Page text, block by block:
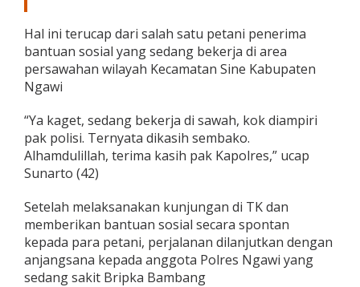
Hal ini terucap dari salah satu petani penerima
bantuan sosial yang sedang bekerja di area
persawahan wilayah Kecamatan Sine Kabupaten
Ngawi
“Ya kaget, sedang bekerja di sawah, kok diampiri
pak polisi. Ternyata dikasih sembako.
Alhamdulillah, terima kasih pak Kapolres,” ucap
Sunarto (42)
Setelah melaksanakan kunjungan di TK dan
memberikan bantuan sosial secara spontan
kepada para petani, perjalanan dilanjutkan dengan
anjangsana kepada anggota Polres Ngawi yang
sedang sakit Bripka Bambang